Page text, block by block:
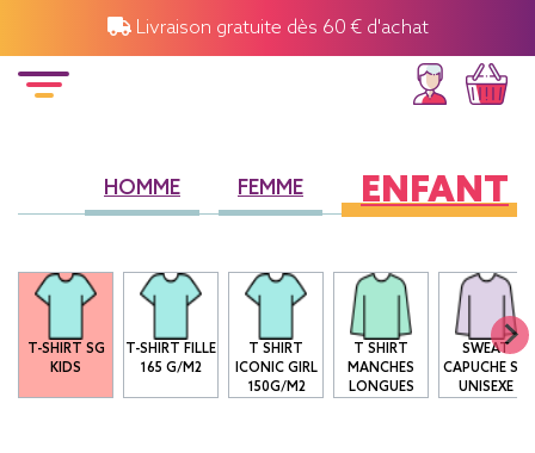
Livraison gratuite dès 60 € d'achat
HOMME FEMME ENFANT
T-SHIRT SG
KIDS
T-SHIRT FILLE
165 G/M2
T SHIRT
ICONIC GIRL
150G/M2
T SHIRT
MANCHES
LONGUES
SWEAT
CAPUCHE SG
UNISEXE